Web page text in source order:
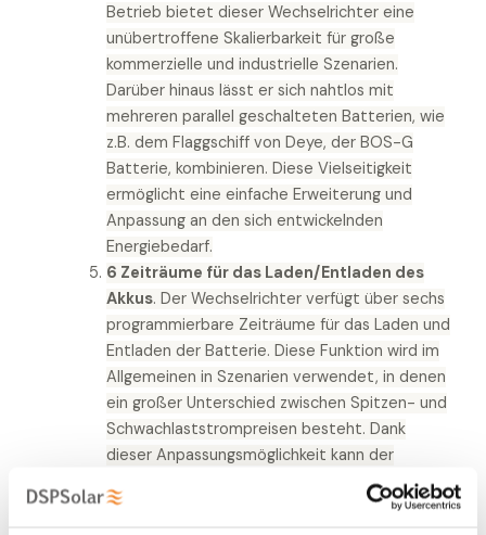
Betrieb bietet dieser Wechselrichter eine
unübertroffene Skalierbarkeit für große
kommerzielle und industrielle Szenarien.
Darüber hinaus lässt er sich nahtlos mit
mehreren parallel geschalteten Batterien, wie
z.B. dem Flaggschiff von Deye, der BOS-G
Batterie, kombinieren. Diese Vielseitigkeit
ermöglicht eine einfache Erweiterung und
Anpassung an den sich entwickelnden
Energiebedarf.
6 Zeiträume für das Laden/Entladen des
Akkus. Der Wechselrichter verfügt über sechs
programmierbare Zeiträume für das Laden und
Entladen der Batterie. Diese Funktion wird im
Allgemeinen in Szenarien verwendet, in denen
ein großer Unterschied zwischen Spitzen- und
Schwachlaststrompreisen besteht. Dank
dieser Anpassungsmöglichkeit kann der
Benutzer die Energiespeicherung und -
nutzung auf bestimmte Verbrauchsmuster